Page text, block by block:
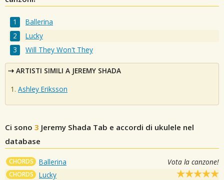
Ballerina
Lucky
Will They Won't They
ARTISTI SIMILI A JEREMY SHADA
Ashley Eriksson
Ci sono 3 Jeremy Shada Tab e accordi di ukulele nel
database
CHORDS Ballerina Vota la canzone!
CHORDS Lucky